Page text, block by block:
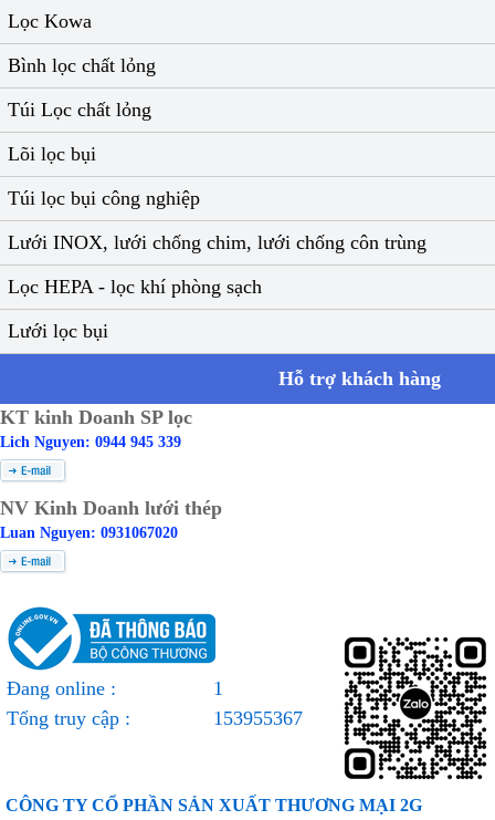
Lọc Kowa
Bình lọc chất lỏng
Túi Lọc chất lỏng
Lõi lọc bụi
Túi lọc bụi công nghiệp
Lưới INOX, lưới chống chim, lưới chống côn trùng
Lọc HEPA - lọc khí phòng sạch
Lưới lọc bụi
Hỗ trợ khách hàng
KT kinh Doanh SP lọc
Lich Nguyen: 0944 945 339
NV Kinh Doanh lưới thép
Luan Nguyen: 0931067020
Đang online :
1
Tổng truy cập :
153955367
CÔNG TY CỔ PHẦN SẢN XUẤT THƯƠNG MẠI 2G